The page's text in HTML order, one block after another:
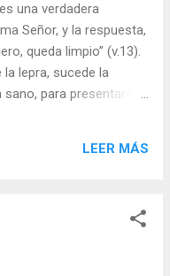
protege nos impulsaría
rincón de la
debe
los sentimientos
es la cabeza. La
nos vamos
una verdadera
Señor, y la respuesta,
queda limpio” (v.13).
lepra, sucede la
para presentarse
la muerte, vuelve a la
al necesitado, todo
de Jesús, pide
LEER MÁS